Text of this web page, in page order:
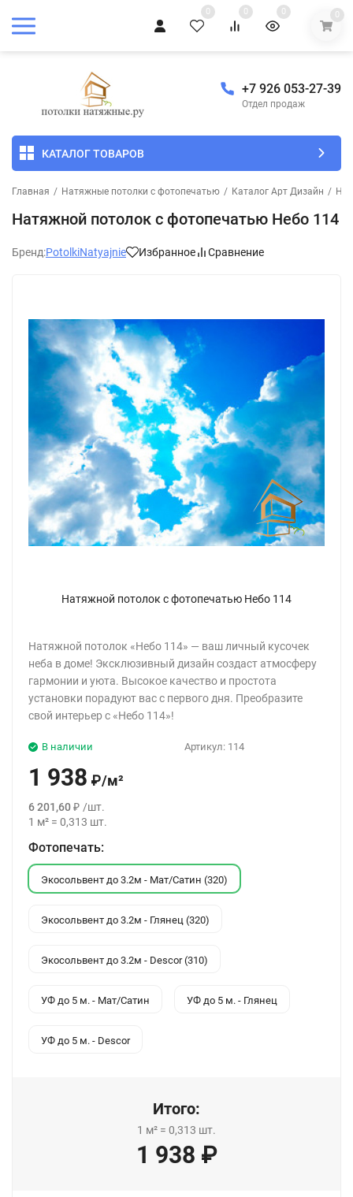
0 0 0 0
+7 926 053-27-39
Отдел продаж
КАТАЛОГ ТОВАРОВ
Главная / Натяжные потолки с фотопечатью / Каталог Арт Дизайн /
Натяжной потолок с фотопечатью Небо 114
Бренд:PotolkiNatyajnie Избранное Сравнение
Натяжной потолок с фотопечатью Небо 114
Натяжной потолок «Небо 114» — ваш личный кусочек
неба в доме! Эксклюзивный дизайн создаст атмосферу
гармонии и уюта. Высокое качество и простота
установки порадуют вас с первого дня. Преобразите
свой интерьер с «Небо 114»!
Артикул: 114
В наличии
1 938 ₽/м²
6 201,60₽ /шт.
1 м² = 0,313 шт.
Фотопечать:
Экосольвент до 3.2м - Мат/Сатин (320)
Экосольвент до 3.2м - Глянец (320)
Экосольвент до 3.2м - Descor (310)
УФ до 5 м. - Мат/Сатин УФ до 5 м. - Глянец
УФ до 5 м. - Descor
Итого:
1 м² = 0,313 шт.
1 938 ₽